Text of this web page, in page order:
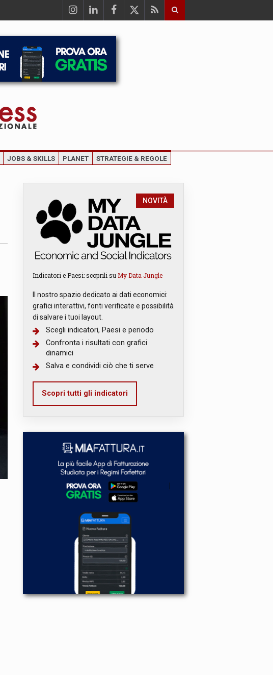
JOBS & SKILLS PLANET STRATEGIE & REGOLE
NOVITÀ
Indicatori e Paesi: scoprili su My Data Jungle
Il nostro spazio dedicato ai dati economici:
grafici interattivi, fonti verificate e possibilità
di salvare i tuoi layout.
Scegli indicatori, Paesi e periodo
Confronta i risultati con grafici
dinamici
Salva e condividi ciò che ti serve
Scopri tutti gli indicatori